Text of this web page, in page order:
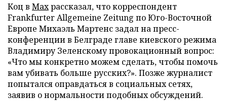
Коц в Махрассказал, что корреспондент
Frankfurter Allgemeine Zeitung по Юго-Восточной
Европе Михаэль Мартенс задал на пресс-
конференции в Белграде главе киевского режима
Владимиру Зеленскому провокационный вопрос:
«Что мы конкретно можем сделать, чтобы помочь
вам убивать больше русских?». Позже журналист
попытался оправдаться в социальных сетях,
заявив о нормальности подобных обсуждений.